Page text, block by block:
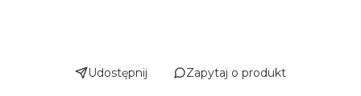
Udostępnij Zapytaj o produkt